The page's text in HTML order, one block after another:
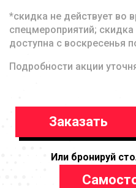
*скидка не действует во
спецмероприятий;
доступна с воскресенья
Подробности акции
Заказать
Или бронируй